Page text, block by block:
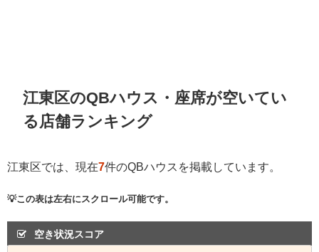
江東区のQBハウス・座席が空いてい
る店舗ランキング
江東区では、現在7件のQBハウスを掲載しています。
💡この表は左右にスクロール可能です。
空き状況スコア